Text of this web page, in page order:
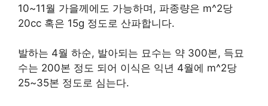
10~11월 가을께에도 가능하며, 파종량은 m^2당
20cc 혹은 15g 정도로 산파합니다.
발하는 4월 하순, 발아되는 묘수는 약 300본, 득묘
수는 200본 정도 되어 이식은 익년 4월에 m^2당
25~35본 정도로 심는다.